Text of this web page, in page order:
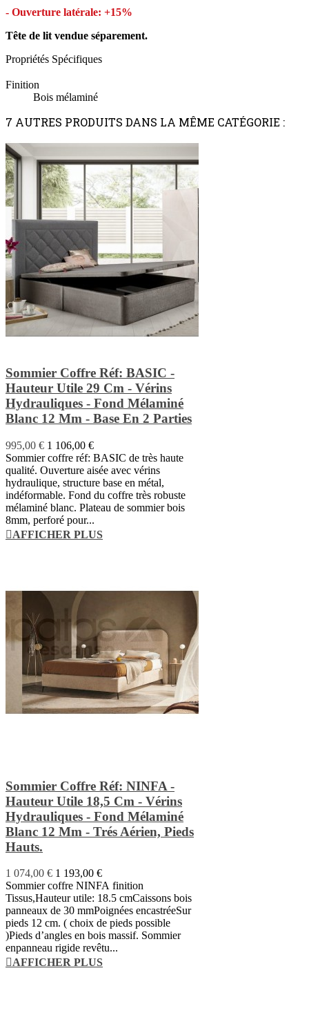
- Ouverture latérale: +15%
Tête de lit vendue séparement.
Propriétés Spécifiques
Finition
Bois mélaminé
7 AUTRES PRODUITS DANS LA MÊME CATÉGORIE :
Sommier Coffre Réf: BASIC -
Hauteur Utile 29 Cm - Vérins
Hydrauliques - Fond Mélaminé
Blanc 12 Mm - Base En 2 Parties
995,00 € 1 106,00 €
Sommier coffre réf: BASIC de très haute
qualité. Ouverture aisée avec vérins
hydraulique, structure base en métal,
indéformable. Fond du coffre très robuste
mélaminé blanc. Plateau de sommier bois
8mm, perforé pour...
AFFICHER PLUS
Sommier Coffre Réf: NINFA -
Hauteur Utile 18,5 Cm - Vérins
Hydrauliques - Fond Mélaminé
Blanc 12 Mm - Trés Aérien, Pieds
Hauts.
1 074,00 € 1 193,00 €
Sommier coffre NINFA finition
Tissus,Hauteur utile: 18.5 cmCaissons bois
panneaux de 30 mmPoignées encastréeSur
pieds 12 cm. ( choix de pieds possible
)Pieds d’angles en bois massif. Sommier
enpanneau rigide revêtu...
AFFICHER PLUS